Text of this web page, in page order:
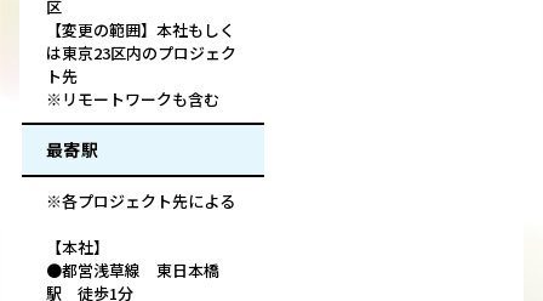
区
【変更の範囲】本社もしく
は東京23区内のプロジェク
ト先
※リモートワークも含む
最寄駅
※各プロジェクト先による
【本社】
●都営浅草線 東日本橋
駅 徒歩1分